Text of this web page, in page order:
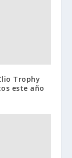
Trophy
este año